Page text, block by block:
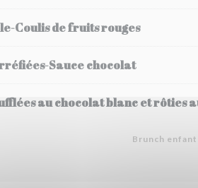
Coulis de fruits rouges
Sauce chocolat
au chocolat blanc et rôties
Brunch